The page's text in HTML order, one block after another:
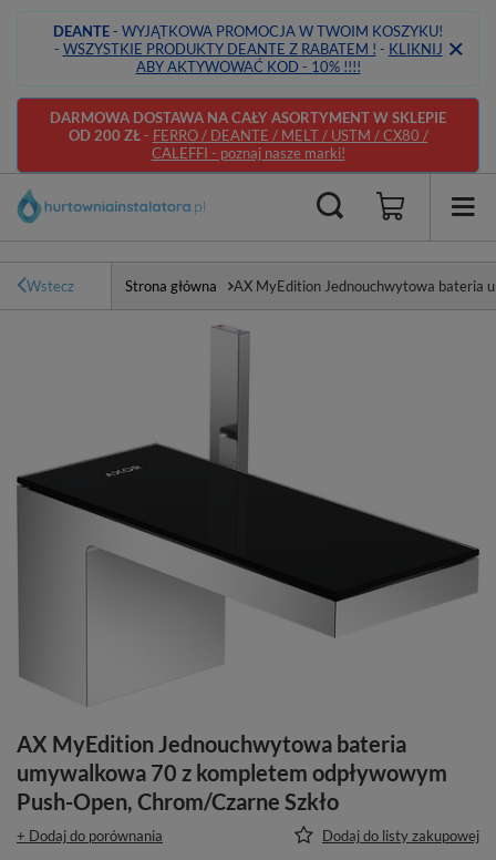
DEANTE- WYJĄTKOWA PROMOCJA W TWOIM KOSZYKU!
- WSZYSTKIE PRODUKTY DEANTE Z RABATEM ! - KLIKNIJ
ABY AKTYWOWAĆ KOD - 10% !!!!
DARMOWA DOSTAWA NA CAŁY ASORTYMENT W SKLEPIE
OD 200 ZŁ- FERRO / DEANTE / MELT / USTM / CX80 /
CALEFFI - poznaj nasze marki!
Wstecz Strona główna AX MyEdition Jednouchwytowa bateria
AX MyEdition Jednouchwytowa bateria
umywalkowa 70 z kompletem odpływowym
Push-Open, Chrom/Czarne Szkło
+ Dodaj do porównania Dodaj do listy zakupowej